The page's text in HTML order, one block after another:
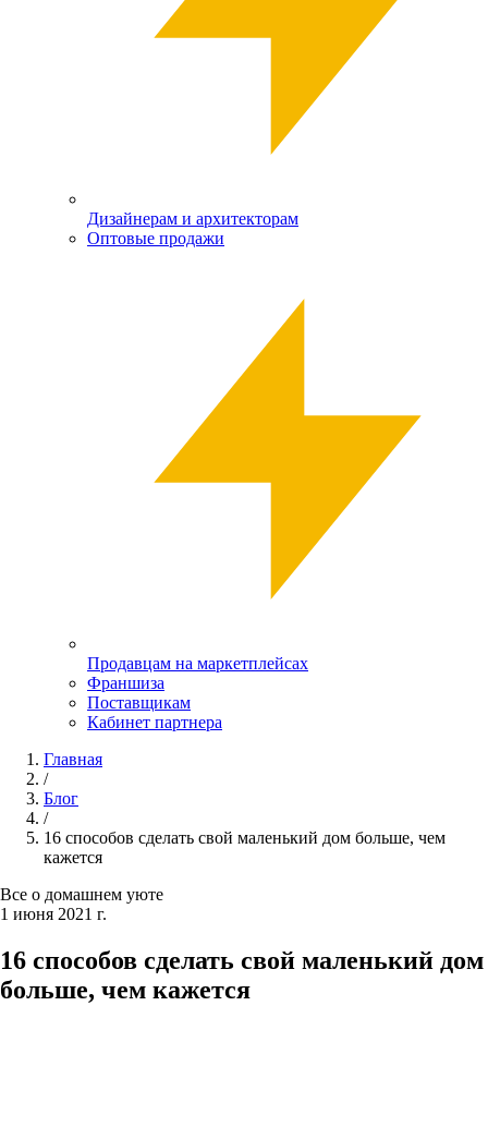
Дизайнерам и архитекторам
Оптовые продажи
Продавцам на маркетплейсах
Франшиза
Поставщикам
Кабинет партнера
Главная
/
Блог
/
16 способов сделать свой маленький дом больше, чем
кажется
Все о домашнем уюте
1 июня 2021 г.
16 способов сделать свой маленький дом
больше, чем кажется